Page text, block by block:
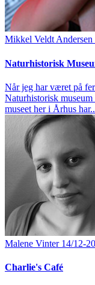
Mikkel Veldt Andersen
Naturhistorisk
Når jeg har været på
Naturhistorisk
museet her i Århus
Malene Vinter 14/12-
Charlie's Café